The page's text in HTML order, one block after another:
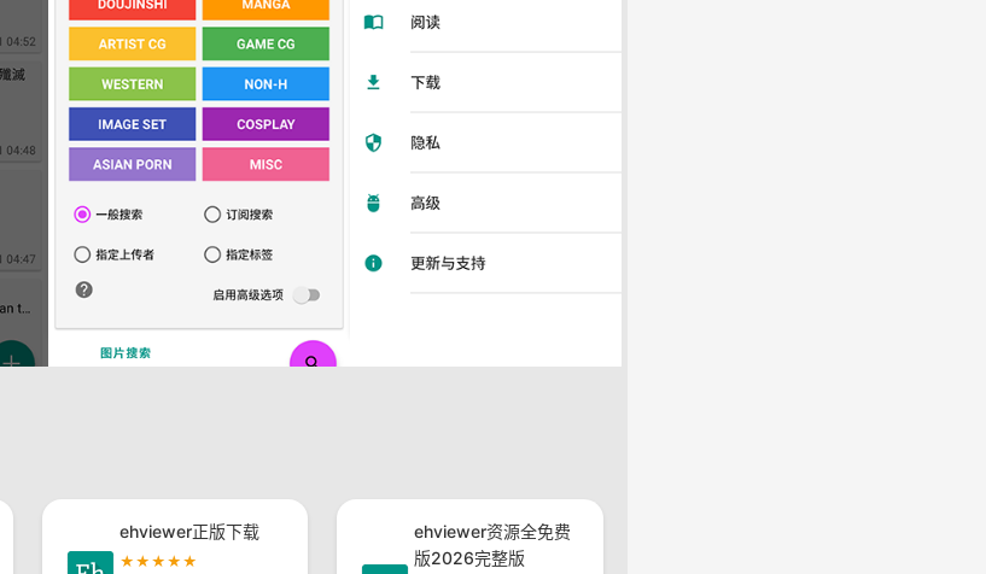
ehviewer正版下载
★★★★★
ehviewer资源全免费
版2026完整版